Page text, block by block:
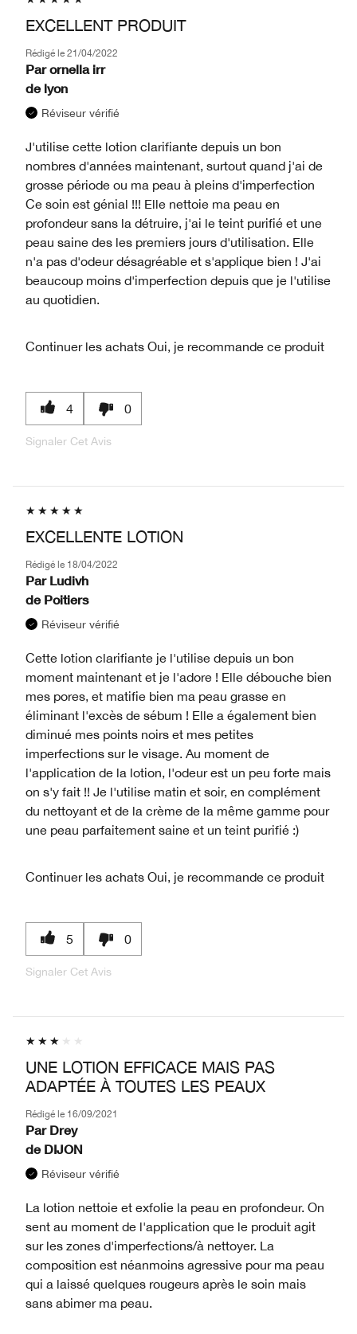
EXCELLENT PRODUIT
Rédigé le 21/04/2022
Par ornella irr
de lyon
Réviseur vérifié
J'utilise cette lotion clarifiante depuis un bon
nombres d'années maintenant, surtout quand j'ai de
grosse période ou ma peau à pleins d'imperfection
Ce soin est génial !!! Elle nettoie ma peau en
profondeur sans la détruire, j'ai le teint purifié et une
peau saine des les premiers jours d'utilisation. Elle
n'a pas d'odeur désagréable et s'applique bien ! J'ai
beaucoup moins d'imperfection depuis que je l'utilise
au quotidien.
Continuer les achats Oui, je recommande ce produit
4 0
Signaler Cet Avis
EXCELLENTE LOTION
Rédigé le 18/04/2022
Par Ludivh
de Poitiers
Réviseur vérifié
Cette lotion clarifiante je l'utilise depuis un bon
moment maintenant et je l'adore ! Elle débouche bien
mes pores, et matifie bien ma peau grasse en
éliminant l'excès de sébum ! Elle a également bien
diminué mes points noirs et mes petites
imperfections sur le visage. Au moment de
l'application de la lotion, l'odeur est un peu forte mais
on s'y fait !! Je l'utilise matin et soir, en complément
du nettoyant et de la crème de la même gamme pour
une peau parfaitement saine et un teint purifié :)
Continuer les achats Oui, je recommande ce produit
5 0
Signaler Cet Avis
UNE LOTION EFFICACE MAIS PAS
ADAPTÉE À TOUTES LES PEAUX
Rédigé le 16/09/2021
Par Drey
de DIJON
Réviseur vérifié
La lotion nettoie et exfolie la peau en profondeur. On
sent au moment de l'application que le produit agit
sur les zones d'imperfections/à nettoyer. La
composition est néanmoins agressive pour ma peau
qui a laissé quelques rougeurs après le soin mais
sans abimer ma peau.